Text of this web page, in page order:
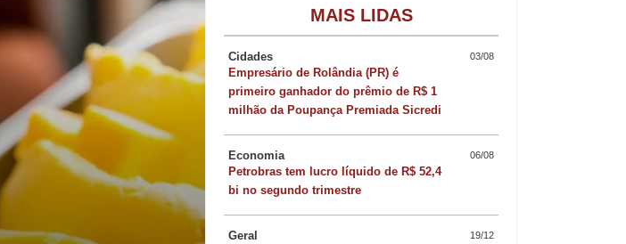
MAIS LIDAS
Cidades 03/08
Empresário de Rolândia (PR) é
primeiro ganhador do prêmio de R$ 1
milhão da Poupança Premiada Sicredi
Economia 06/08
Petrobras tem lucro líquido de R$ 52,4
bi no segundo trimestre
Geral 19/12